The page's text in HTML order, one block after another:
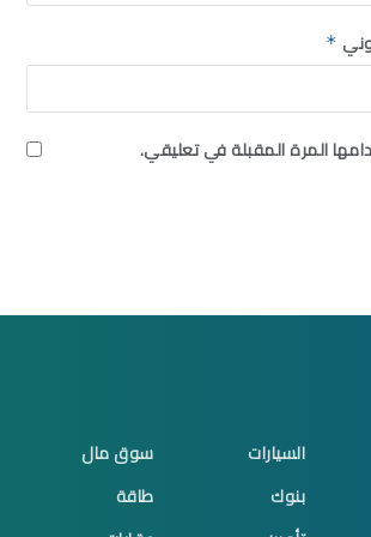
*
المرة المقبلة في تعليقي.
السيارات
بنوك
سوق مال
طاقة